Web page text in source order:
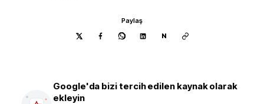
Paylaş
N
Google'da bizi tercih edilen kaynak olarak
ekleyin